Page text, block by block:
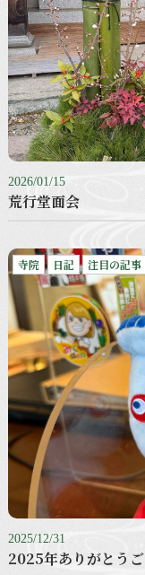
2026/01/15
荒行堂面会
寺院 日記 注目の記事
2025/12/31
2025年ありがとうご